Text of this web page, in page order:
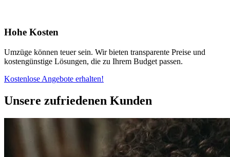
Hohe Kosten
Umzüge können teuer sein. Wir bieten transparente Preise und
kostengünstige Lösungen, die zu Ihrem Budget passen.
Kostenlose Angebote erhalten!
Unsere zufriedenen Kunden